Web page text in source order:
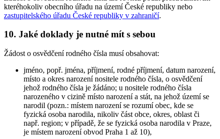
kteréhokoliv obecního úřadu na území České republiky nebo
zastupitelského úřadu České republiky v zahraničí.
10. Jaké doklady je nutné mít s sebou
Žádost o osvědčení rodného čísla musí obsahovat:
jméno, popř. jména, příjmení, rodné příjmení, datum narození,
místo a okres narození nositele rodného čísla, o osvědčení
jehož rodného čísla je žádáno; u nositele rodného čísla
narozeného v cizině místo narození a stát, na jehož území se
narodil (pozn.: místem narození se rozumí obec, kde se
fyzická osoba narodila, nikoliv část obce, okres, oblast či
např. region; v případě, že se fyzická osoba narodila v Praze,
je místem narození obvod Praha 1 až 10),